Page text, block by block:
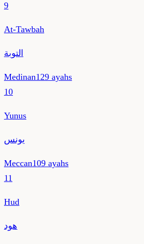
9
At-Tawbah
التوبة
Medinan129 ayahs
10
Yunus
يونس
Meccan109 ayahs
11
Hud
هود